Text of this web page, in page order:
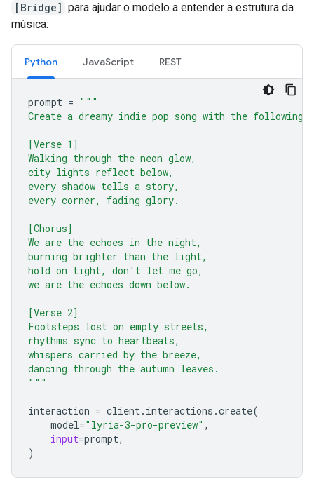
[Bridge] para ajudar o modelo a entender a estrutura da
música:
Python JavaScript REST
prompt = """
Create a dreamy indie pop song with the
[Verse 1]
Walking through the neon glow,
city lights reflect below,
every shadow tells a story,
every corner, fading glory.
[Chorus]
We are the echoes in the night,
burning brighter than the light,
hold on tight, don't let me go,
we are the echoes down below.
[Verse 2]
Footsteps lost on empty streets,
rhythms sync to heartbeats,
whispers carried by the breeze,
dancing through the autumn leaves.
"""
interaction = client. interactions .create(
model="lyria-3-pro-preview" ,
input=prompt,
)